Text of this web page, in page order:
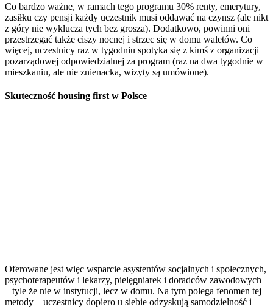
Co bardzo ważne, w ramach tego programu 30% renty, emerytury,
zasiłku czy pensji każdy uczestnik musi oddawać na czynsz (ale nikt
z góry nie wyklucza tych bez grosza). Dodatkowo, powinni oni
przestrzegać także ciszy nocnej i strzec się w domu waletów. Co
więcej, uczestnicy raz w tygodniu spotyka się z kimś z organizacji
pozarządowej odpowiedzialnej za program (raz na dwa tygodnie w
mieszkaniu, ale nie znienacka, wizyty są umówione).
Skuteczność housing first w Polsce
Oferowane jest więc wsparcie asystentów socjalnych i społecznych,
psychoterapeutów i lekarzy, pielęgniarek i doradców zawodowych
– tyle że nie w instytucji, lecz w domu. Na tym polega fenomen tej
metody – uczestnicy dopiero u siebie odzyskują samodzielność i